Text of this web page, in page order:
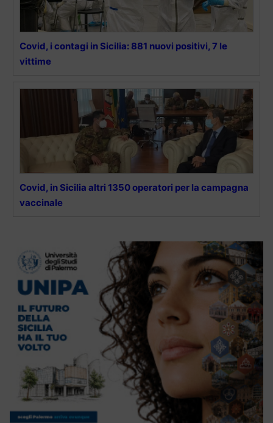
Covid, i contagi in Sicilia: 881 nuovi positivi, 7 le
vittime
Covid, in Sicilia altri 1350 operatori per la campagna
vaccinale